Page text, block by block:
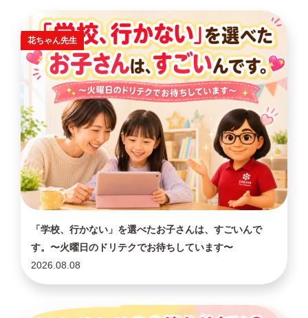
「学校、行かない」を選べたお子さんは、すごいんで
す。〜火曜日のドリテクでお待ちしています〜
2026.08.08
花ちゃん先生